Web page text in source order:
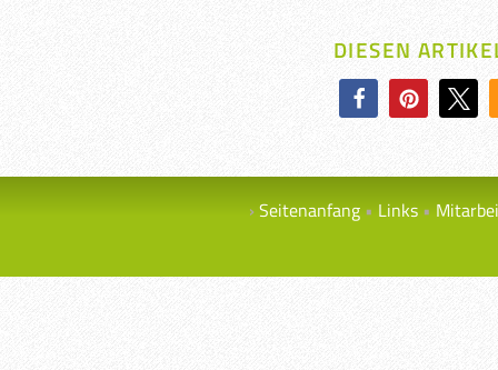
DIESEN
Seitenanfang Links